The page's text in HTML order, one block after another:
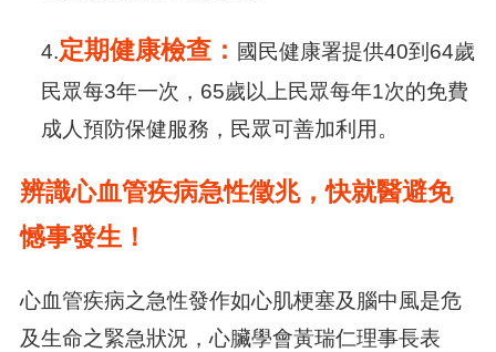
4.定期健康檢查： 國民健康署提供40到64歲
民眾每3年一次，65歲以上民眾每年1次的免費
成人預防保健服務，民眾可善加利用。
辨識心血管疾病急性徵兆，快就醫避免
憾事發生！
心血管疾病之急性發作如心肌梗塞及腦中風是危
及生命之緊急狀況，心臟學會黃瑞仁理事長表